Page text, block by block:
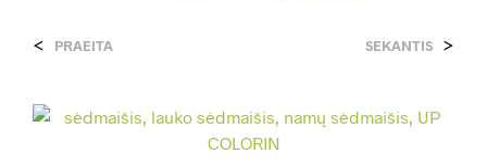
< PRAEITA SEKANTIS >